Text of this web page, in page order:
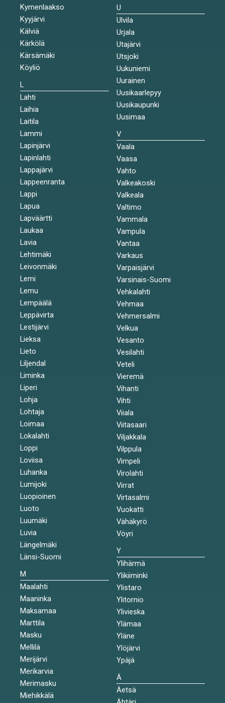
Kymenlaakso
Kyyjärvi
Kälviä
Kärkölä
Kärsämäki
Köyliö
L
Lahti
Laihia
Laitila
Lammi
Lapinjärvi
Lapinlahti
Lappajärvi
Lappeenranta
Lappi
Lapua
Lapväärtti
Laukaa
Lavia
Lehtimäki
Leivonmäki
Lemi
Lemu
Lempäälä
Leppävirta
Lestijärvi
Lieksa
Lieto
Liljendal
Liminka
Liperi
Lohja
Lohtaja
Loimaa
Lokalahti
Loppi
Loviisa
Luhanka
Lumijoki
Luopioinen
Luoto
Luumäki
Luvia
Längelmäki
Länsi-Suomi
M
Maalahti
Maaninka
Maksamaa
Marttila
Masku
Mellilä
Merijärvi
Merikarvia
Merimasku
Miehikkälä
U
Ulvila
Urjala
Utajärvi
Utsjoki
Uukuniemi
Uurainen
Uusikaarlepyy
Uusikaupunki
Uusimaa
V
Vaala
Vaasa
Vahto
Valkeakoski
Valkeala
Valtimo
Vammala
Vampula
Vantaa
Varkaus
Varpaisjärvi
Varsinais-Suomi
Vehkalahti
Vehmaa
Vehmersalmi
Velkua
Vesanto
Vesilahti
Veteli
Vieremä
Vihanti
Vihti
Viiala
Viitasaari
Viljakkala
Vilppula
Vimpeli
Virolahti
Virrat
Virtasalmi
Vuokatti
Vähäkyrö
Vöyri
Y
Ylihärmä
Ylikiiminki
Ylistaro
Ylitornio
Ylivieska
Ylämaa
Yläne
Ylöjärvi
Ypäjä
Ä
Äetsä